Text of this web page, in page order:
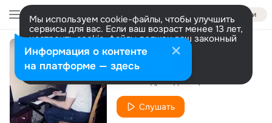
Войти
Мы используем cookie-файлы, чтобы улучшить
сервисы для вас. Если ваш возраст менее 13 лет,
настроить cookie-файлы должен ваш законный
представитель. Больше информации
Разрешить все Настроить
Pegase
Александр Падажецкий
Слушать
Информация о контенте
на платформе — здесь